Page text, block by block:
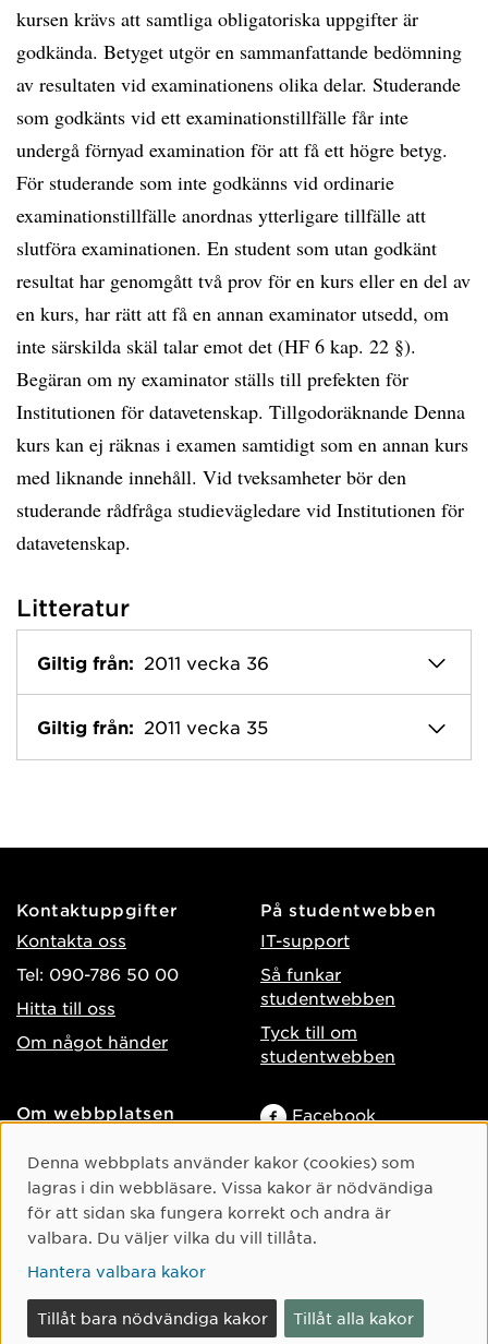
kursen krävs att samtliga obligatoriska uppgifter är
godkända. Betyget utgör en sammanfattande bedömning
av resultaten vid examinationens olika delar. Studerande
som godkänts vid ett examinationstillfälle får inte
undergå förnyad examination för att få ett högre betyg.
För studerande som inte godkänns vid ordinarie
examinationstillfälle anordnas ytterligare tillfälle att
slutföra examinationen. En student som utan godkänt
resultat har genomgått två prov för en kurs eller en del av
en kurs, har rätt att få en annan examinator utsedd, om
inte särskilda skäl talar emot det (HF 6 kap. 22 §).
Begäran om ny examinator ställs till prefekten för
Institutionen för datavetenskap. Tillgodoräknande Denna
kurs kan ej räknas i examen samtidigt som en annan kurs
med liknande innehåll. Vid tveksamheter bör den
studerande rådfråga studievägledare vid Institutionen för
datavetenskap.
Litteratur
Giltig från: 2011 vecka 36
Giltig från: 2011 vecka 35
Kontaktuppgifter
Kontakta oss
Tel: 090-786 50 00
Hitta till oss
Om något händer
På studentwebben
IT-support
Så funkar
studentwebben
Tyck till om
studentwebben
Om webbplatsen
Behandling av
personuppgifter
Hantera kakor
Facebook
TikTok
Youtube
Cookie-samtycke
Denna webbplats använder kakor (cookies) som
lagras i din webbläsare. Vissa kakor är nödvändiga
för att sidan ska fungera korrekt och andra är
valbara. Du väljer vilka du vill tillåta.
Hantera valbara kakor
Tillåt bara nödvändiga kakor Tillåt alla kakor